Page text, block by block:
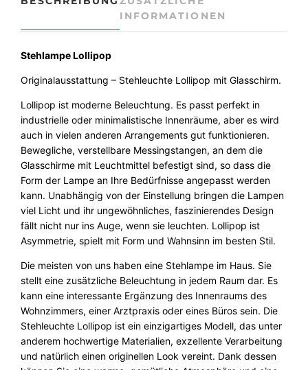
e
h
e
o
l
l
i
p
o
p
M
e
n
g
e
INFORMATIONEN
Stehlampe Lollipop
Originalausstattung – Stehleuchte Lollipop mit Glasschirm.
Lollipop ist moderne Beleuchtung. Es passt perfekt in
industrielle oder minimalistische Innenräume, aber es wird
auch in vielen anderen Arrangements gut funktionieren.
Bewegliche, verstellbare Messingstangen, an dem die
Glasschirme mit Leuchtmittel befestigt sind, so dass die
Form der Lampe an Ihre Bedürfnisse angepasst werden
kann. Unabhängig von der Einstellung bringen die Lampen
viel Licht und ihr ungewöhnliches, faszinierendes Design
fällt nicht nur ins Auge, wenn sie leuchten. Lollipop ist
Asymmetrie, spielt mit Form und Wahnsinn im besten Stil.
Die meisten von uns haben eine Stehlampe im Haus. Sie
stellt eine zusätzliche Beleuchtung in jedem Raum dar. Es
kann eine interessante Ergänzung des Innenraums des
Wohnzimmers, einer Arztpraxis oder eines Büros sein. Die
Stehleuchte Lollipop ist ein einzigartiges Modell, das unter
anderem hochwertige Materialien, exzellente Verarbeitung
und natürlich einen originellen Look vereint. Dank dessen